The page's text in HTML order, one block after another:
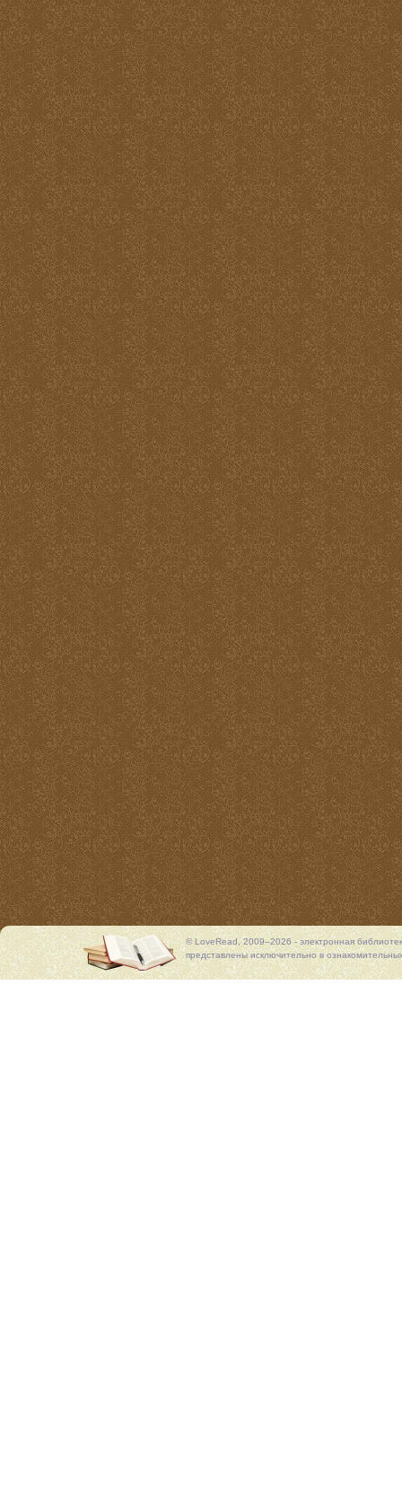
© LoveRead, 2009–2026 - электронная
представлены исключительно в